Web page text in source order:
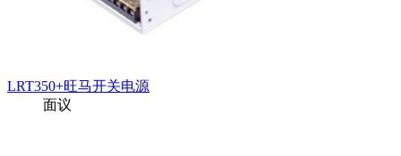
LRT350+旺马开关电源
面议